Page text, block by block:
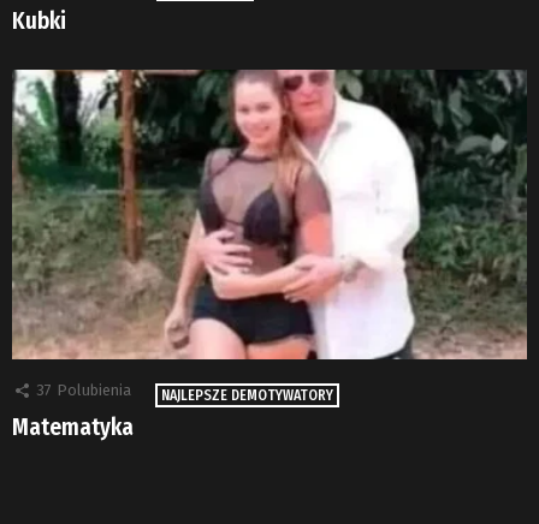
Kubki
37 Polubienia NAJLEPSZE DEMOTYWATORY
Matematyka